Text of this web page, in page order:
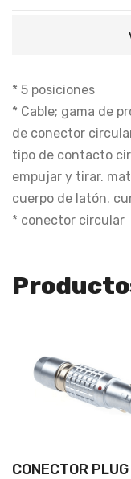
* 5 posiciones
* Cable; gama de
de conector
tipo de contacto
empujar y tirar.
cuerpo de latón.
* conector circular
CONECTOR PLUG